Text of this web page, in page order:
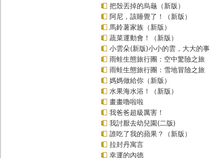
把殼丟掉的烏龜（新版）
阿尼，該睡覺了！（新版）
馬鈴薯家族（新版）
蔬菜運動會！（新版）
小雲朵(新版)小小的雲，大大的事
雨蛙生態旅行團：空中驚險之旅
雨蛙生態旅行團：雪地冒險之旅
媽媽做給你（新版）
水果海水浴！（新版）
畫畫嚕啦啦
我爸爸超級厲害！
我討厭去幼兒園(二版)
誰吃了我的蘋果？（新版）
拉封丹寓言
幸運的內德